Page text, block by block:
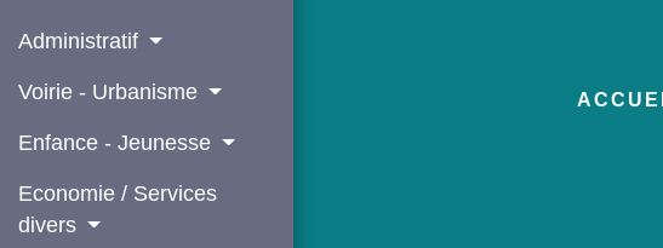
Administratif
Voirie - Urbanisme
Enfance - Jeunesse
Economie / Services
divers